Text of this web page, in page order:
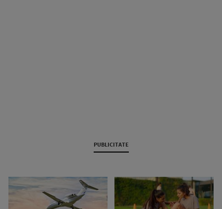
PUBLICITATE